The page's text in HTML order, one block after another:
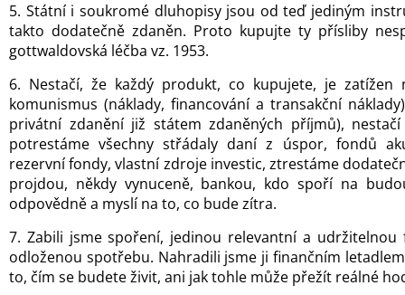
5. Státní i soukromé dluhopisy jsou od teď jediným
takto dodatečně zdaněn. Proto kupujte ty přísliby
gottwaldovská léčba vz. 1953.
6. Nestačí, že každý produkt, co kupujete, je zatížen
komunismus (náklady, financování a transakční
privátní zdanění již státem zdaněných příjmů),
potrestáme všechny střádaly daní z úspor, fondů
rezervní fondy, vlastní zdroje investic, ztrestáme
projdou, někdy vynuceně, bankou, kdo spoří na
odpovědně a myslí na to, co bude zítra.
7. Zabili jsme spoření, jedinou relevantní a
odloženou spotřebu. Nahradili jsme ji finančním
to, čím se budete živit, ani jak tohle může přežít reálné